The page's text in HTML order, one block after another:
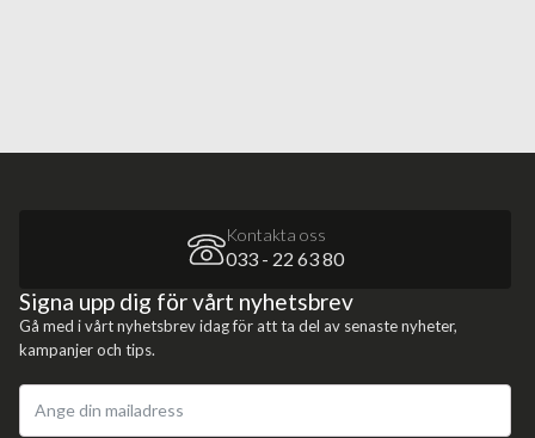
Kontakta oss
033 - 22 63 80
Signa upp dig för vårt nyhetsbrev
Gå med i vårt nyhetsbrev idag för att ta del av senaste nyheter,
kampanjer och tips.